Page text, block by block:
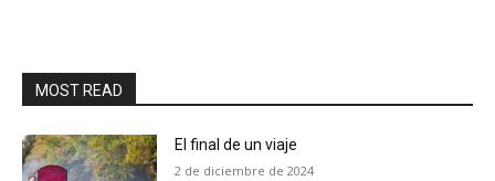
MOST READ
El final de un viaje
2 de diciembre de 2024